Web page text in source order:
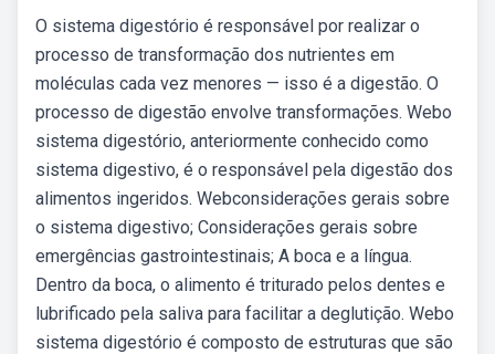
O sistema digestório é responsável por realizar o
processo de transformação dos nutrientes em
moléculas cada vez menores — isso é a digestão. O
processo de digestão envolve transformações. Webo
sistema digestório, anteriormente conhecido como
sistema digestivo, é o responsável pela digestão dos
alimentos ingeridos. Webconsiderações gerais sobre
o sistema digestivo; Considerações gerais sobre
emergências gastrointestinais; A boca e a língua.
Dentro da boca, o alimento é triturado pelos dentes e
lubrificado pela saliva para facilitar a deglutição. Webo
sistema digestório é composto de estruturas que são